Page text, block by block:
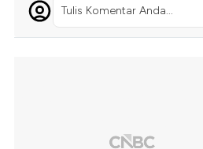
Tulis Komentar Anda...